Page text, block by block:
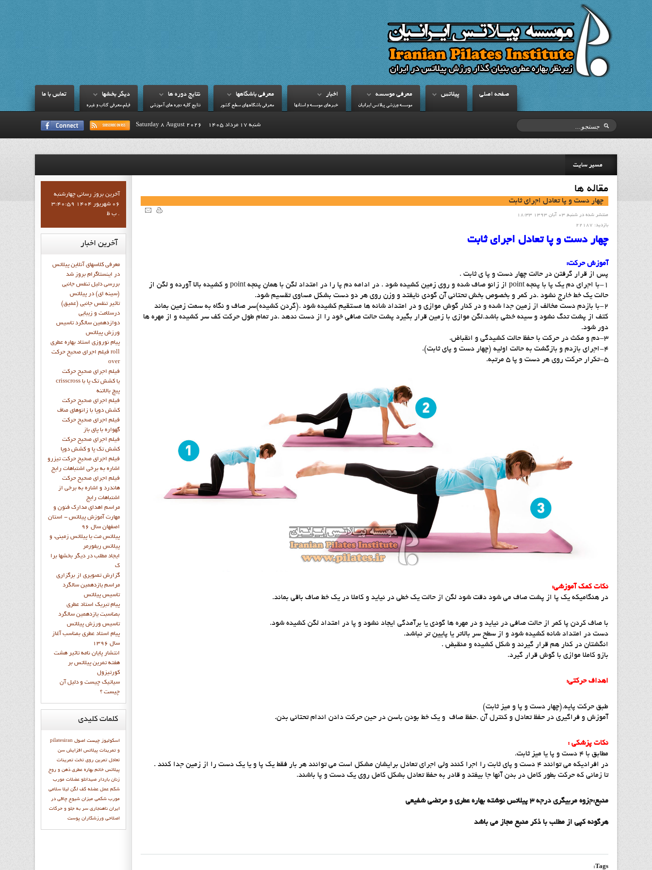
صفحه اصلي پيلاتس معرفي موسسه
موسسه ورزشي پيلاتس ايرانيان
اخبار
خبرهاي موسسه و استانها
معرفي باشگاهها
معرفي باشگاههاي سطح کشور
نتايج دوره ها
نتايج کليه دوره هاي آموزشي
ديگر بخشها
فيلم،معرفي کتاب و غيره
تماس با ما
شنبه 17 مرداد 1405 Saturday 8 August 2026
مسیر سایت
مقاله ها
چهار دست و پا تعادل اجراي ثابت
منتشر شده در شنبه, 03 آبان 1393 18:33
بازدید: 22187
چهار دست و پا تعادل اجراي ثابت
آموزش حركت:
پس از قرار گرفتن در حالت چهار دست و پا ي ثابت .
1-با اجراي دم يك پا با پنجه point از زانو صاف شده و روي زمين كشيده شود . در ادامه دم پا را در امتداد لگن با همان پنجه point و كشيده بالا آورده و لگن از
حالت يك خط خارج نشود .در كمر و بخصوص بخش تحتاني آن گودي نايفتد و وزن روي هر دو دست بشكل مساوي تقسيم شود.
2-با بازدم دست مخالف از زمين جدا شده و در كنار گوش موازي و در امتداد شانه ها مستقيم كشيده شود .(گردن كشيده)سر صاف و نگاه به سمت زمين بماند
كتف از پشت تنگ نشود و سينه خنثي باشد.لگن موازي با زمين قرار بگيرد پشت حالت صافي خود را از دست ندهد .در تمام طول حركت كف سر كشيده و از مهره ها
دور شود.
3-دم و مكث در حركت با حفظ حالت كشيدگي و انقباض.
4-اجراي بازدم و بازگشت به حالت اوليه (چهار دست و پاي ثابت).
5-تكرار حركت روي هر دست و پا 5 مرتبه.
نكات كمك آموزشي:
در هنگاميكه يك پا از پشت صاف مي شود دقت شود لگن از حالت يك خطي در نيايد و كاملا در يك خط صاف باقي بماند.
با صاف كردن پا كمر از حالت صافي در نيايد و در مهره ها گودي يا برآمدگي ايجاد نشود و پا در امتداد لگن كشيده شود.
دست در امتداد شانه كشيده شود و از سطح سر بالاتر يا پايين تر نباشد.
انگشتان در كنار هم قرار گيرند و شكل كشيده و منقبض .
بازو كاملا موازي با گوش قرار گيرد.
اهداف حركتي:
طبق حركت پايه.(چهار دست و پا و ميز ثابت)
آموزش و فراگيري در حفظ تعادل و كنترل آن .حفظ صاف و يك خط بودن باسن در حين حركت دادن اندام تحتاني بدن.
نكات پزشكي :
مطابق با 4 دست و پا يا ميز ثابت.
در افراديكه مي توانند 4 دست و پاي ثابت را اجرا كنند ولي اجراي تعادل برايشان مشكل است مي توانند هر بار فقط يك پا و يا يك دست را از زمين جدا كنند .
تا زماني كه حركت بطور كامل در بدن آنها جا بيفتد و قادر به حفظ تعادل بشكل كامل روي يك دست و پا باشند.
منبع:جزوه مربيگري درجه 3 پيلاتس نوشته بهاره عطري و مرتضي شفيعي
هرگونه کپي از مطلب با ذکر منبع مجاز مي باشد
Tags:
آخرين بروز رساني چهارشنبه
06 شهریور 1404 3:40:59
ب ظ .
آخرین اخبار
معرفی کلاسهای آنلاین پیلاتس
در اینستاگرام بروز شد
بررسی دلیل تنفس جانبی
(سینه ای) در پیلاتس
تاثیر تنفس جانبی (عمیق)
درسلامت و زیبایی
دوازدهمين سالگرد تاسيس
ورزش پيلاتس
پيام نوروزي استاد بهاره عطري
فيلم اجراي صحيح حرکت roll
over
فيلم اجراي صحيح حركت
crisscross يا كشش تك پا با
پيچ بالاتنه
فيلم اجراي صحيح حرکت
كشش دوپا با زانوهاي صاف
فيلم اجراي صحيح حرکت
گهواره با پاي باز
فيلم اجراي صحيح حرکت
کشش تک پا و کشش دوپا
فيلم اجراي صحيح حرکت تيزرو
اشاره به برخي اشتباهات رايج
فيلم اجراي صحيح حرکت
هاندرد و اشاره به برخي از
اشتباهات رايج
مراسم اهدای مدارک فنون و
مهارت آموزش پیلاتس - استان
اصفهان سال 96
پیلاتس مت یا پیلاتس زمینی، و
پیلاتس ریفورمر
ايجاد مطلب در ديگر بخشها برا
ک
گزارش تصويري از برگزاري
مراسم يازدهمين سالگرد
تاسيس پيلاتس
پيام تبريک استاد عطري
بمناسبت يازدهمين سالگرد
تاسيس ورزش پيلاتس
پيام استاد عطري بمناسب آغاز
سال 1396
انتشار پايان نامه تاثیر هشت
هفته تمرین پیلاتس بر
کورتیزول
سیاتیک چیست و دلیل آن
چیست ؟
کلمات کلیدی
pilatesiran اسکولیوز چیست اصول
و تمرينات پيلاتس افزایش سن
تعادل تمرين روي تخت تمرينات
پيلاتس خانم بهاره عطري ذهن و روح
زنان باردار صیدانلو عضلات مورب
شکم عمل عضله كف لگن ليلا سلامي
مورب شکمی میزان شیوع چاقی در
ایران ناهنجاری سر به جلو و حرکات
اصلاحی ورزشكاران پوست